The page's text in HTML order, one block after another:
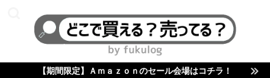
【期間限定】Ａｍａｚｏｎのセール会場はコチラ！